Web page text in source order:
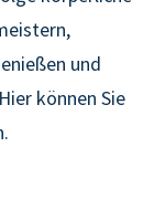
und
können Sie